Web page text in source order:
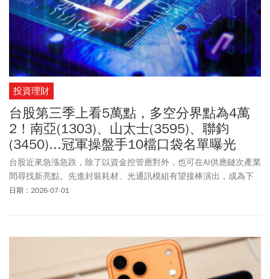
投資理財
台股第三季上看5萬點，多空分界點為4萬
2！南亞(1303)、山太士(3595)、聯鈞
(3450)...冠軍操盤手10檔口袋名單曝光
台股近來急漲急跌，除了以資金控管應對外，也可在AI供應鏈次產業
間尋找新亮點。先進封裝耗材、光通訊模組有望接棒演出，成為下
半年主要成長動能。
日期：2026-07-01